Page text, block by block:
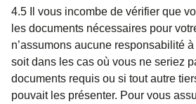
4.5 Il vous incombe de vérifier que
les documents nécessaires pour
n’assumons aucune responsabilité
soit dans les cas où vous ne seriez
documents requis ou si tout autre
pouvait les présenter. Pour vous